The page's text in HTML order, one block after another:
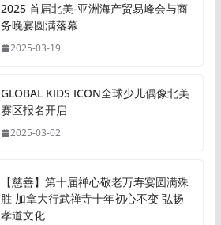
2025 首届北美-亚洲海产贸易峰会与商
务晚宴圆满落幕
2025-03-19
GLOBAL KIDS ICON全球少儿偶像北美
赛区报名开启
2025-03-02
【慈善】第十届禅心敬老万寿宴圆满殊
胜 加拿大行武禅寺十年初心不变 弘扬
孝道文化